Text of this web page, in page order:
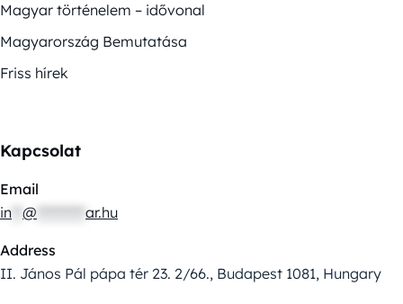
Magyar történelem – idővonal
Magyarország Bemutatása
Friss hírek
Kapcsolat
Email
in @ ar.hu
Address
II. János Pál pápa tér 23. 2/66., Budapest 1081, Hungary